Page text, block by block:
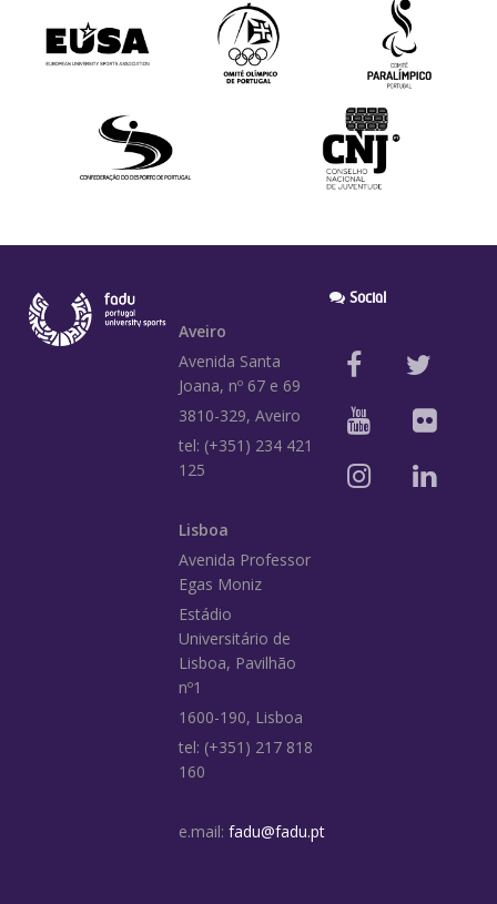
Aveiro
Avenida Santa
Joana, nº 67 e 69
3810-329, Aveiro
tel: (+351) 234 421
125
Lisboa
Avenida Professor
Egas Moniz
Estádio
Universitário de
Lisboa, Pavilhão
nº1
1600-190, Lisboa
tel: (+351) 217 818
160
e.mail: fadu@fadu.pt
Social